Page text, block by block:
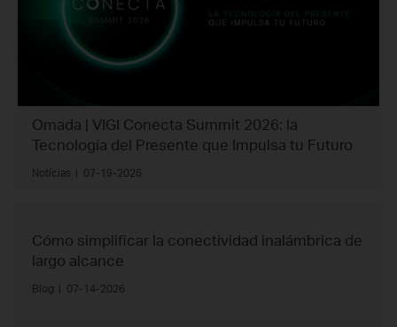
Omada | VIGI Conecta Summit 2026: la
Tecnología del Presente que Impulsa tu Futuro
Notícias | 07-19-2026
Cómo simplificar la conectividad inalámbrica de
largo alcance
Blog | 07-14-2026